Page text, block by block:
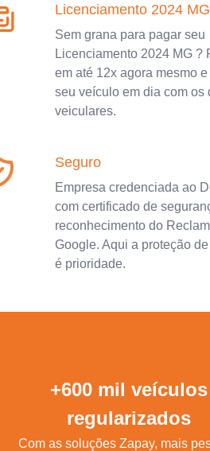
Licenciamento 2024
Sem grana para pagar seu
Licenciamento 2024 MG ?
em até 12x agora mesmo
seu veículo em dia com os
veiculares.
Seguro
Empresa credenciada ao
com certificado de
reconhecimento do
Google. Aqui a proteção
é prioridade.
+600 mil veículos
regularizados
Com as soluções Zapay, mais